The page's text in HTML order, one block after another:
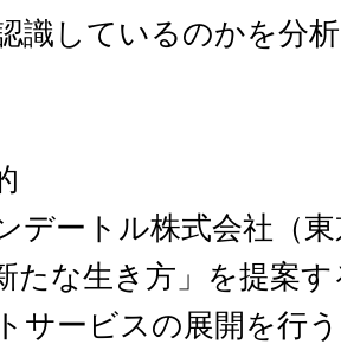
識しているのかを分
デートル株式会社（
たな生き方」を提案
サービスの展開を行